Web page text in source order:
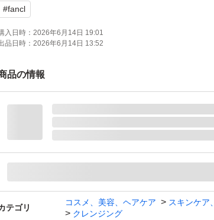
種類...オイル
体/詰め替え...詰め替え
徴...お風呂で使える, マスカラも落とせる, ダブル
肌質：普通肌
特徴：界面活性剤不使用 紫外線吸収剤不使用 合
＃マイルドクレンジング オイル 115ml レフィル
＃FANCL
＃詰め替え
#fancl
入日時： 2026年6月14日 19:01
品日時： 2026年6月14日 13:52
品の情報
テゴリ
コスメ、美容、ヘアケア
スキンケア
クレンジング